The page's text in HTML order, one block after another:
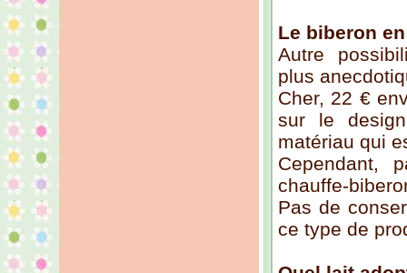
Le biberon
Autre
plus
Cher, 22 €
sur le
matériau qui
Cependant,
chauffe-
Pas de
ce type de